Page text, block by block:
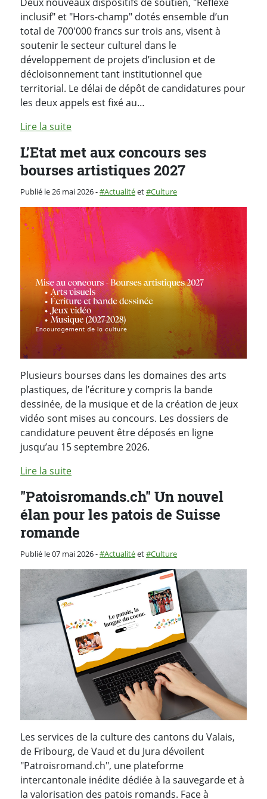
inclusif" et "Hors-champ" dotés ensemble d’un
total de 700'000 francs sur trois ans, visent à
soutenir le secteur culturel dans le
développement de projets d’inclusion et de
décloisonnement tant institutionnel que
territorial. Le délai de dépôt de candidatures pour
les deux appels est fixé au…
Lire la suite
L’Etat met aux concours ses
bourses artistiques 2027
Publié le 26 mai 2026-Catégorie :
Actualitéet Culture
Plusieurs bourses dans les domaines des arts
plastiques, de l’écriture y compris la bande
dessinée, de la musique et de la création de jeux
vidéo sont mises au concours. Les dossiers de
candidature peuvent être déposés en ligne
jusqu’au 15 septembre 2026.
Lire la suite
"Patoisromands.ch" Un nouvel
élan pour les patois de Suisse
romande
Publié le 07 mai 2026-Catégorie :
Actualitéet Culture
Les services de la culture des cantons du Valais,
de Fribourg, de Vaud et du Jura dévoilent
"Patroisromand.ch", une plateforme
intercantonale inédite dédiée à la sauvegarde et à
la valorisation des patois romands. Face à